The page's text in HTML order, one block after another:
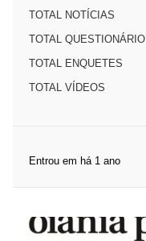
TOTAL NOTÍCIAS
TOTAL QUESTIONÁRIO
TOTAL ENQUETES
TOTAL VÍDEOS
Entrou em há 1 ano